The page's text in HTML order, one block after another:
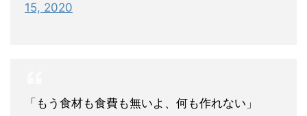
15, 2020
「もう食材も食費も無いよ、何も作れない」